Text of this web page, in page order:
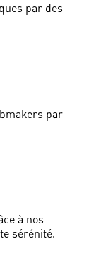
par des
par
à nos
sérénité.